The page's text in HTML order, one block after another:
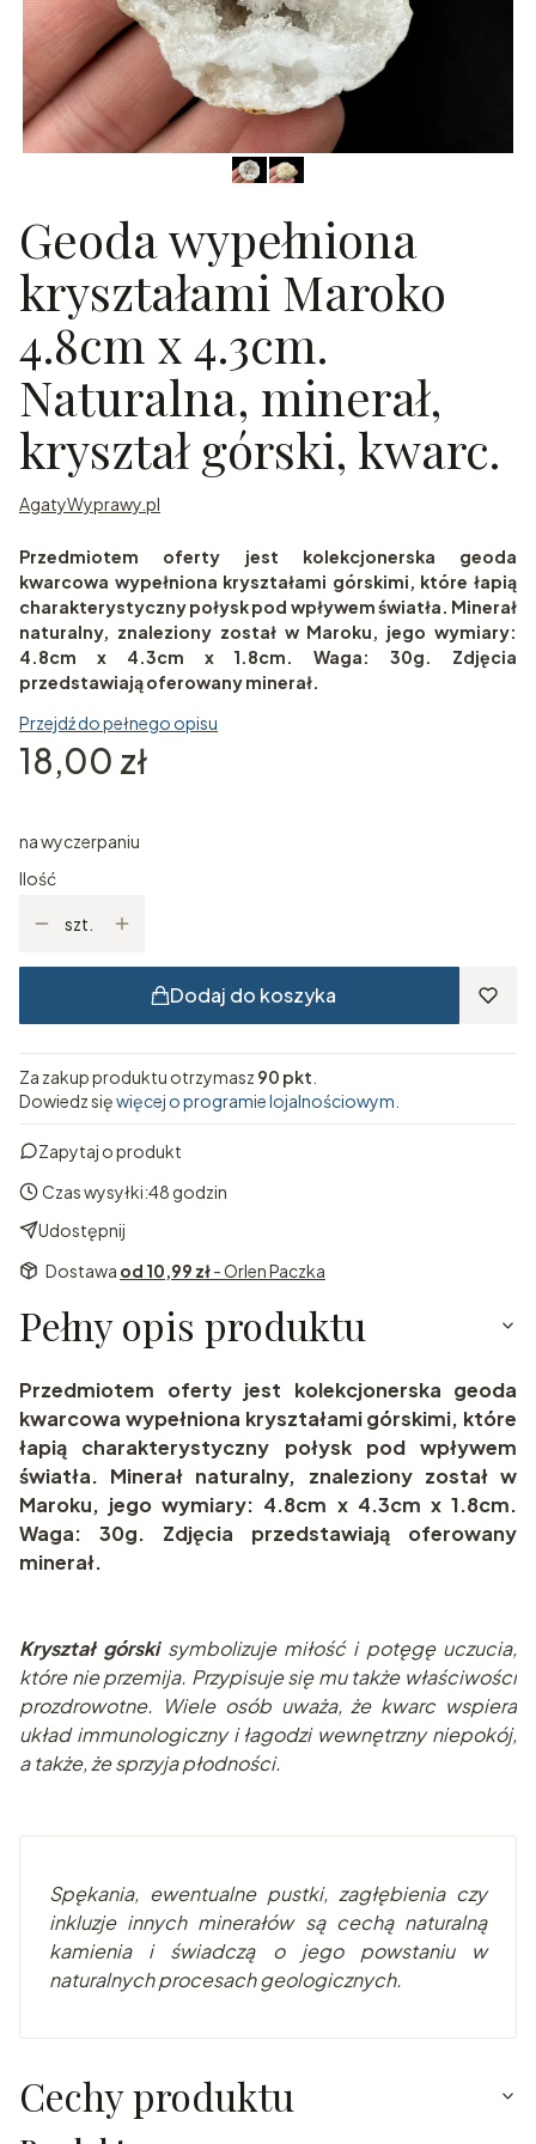
Geoda wypełniona
kryształami Maroko
4.8cm x 4.3cm.
Naturalna, minerał,
kryształ górski, kwarc.
AgatyWyprawy.pl
Przedmiotem oferty jest kolekcjonerska geoda
kwarcowa wypełniona kryształami górskimi, które łapią
charakterystyczny połysk pod wpływem światła. Minerał
naturalny, znaleziony został w Maroku, jego wymiary:
4.8cm x 4.3cm x 1.8cm. Waga: 30g. Zdjęcia
przedstawiają oferowany minerał.
Przejdź do pełnego opisu
Cena
18,00 zł
na wyczerpaniu
Ilość
szt.
Dodaj do koszyka
Za zakup produktu otrzymasz 90 pkt
Dowiedz sięwięcej o programie lojalnościowym.
Zapytaj o produkt
Czas wysyłki:48 godzin
Udostępnij
Dostawa od 10,99 zł- Orlen Paczka
Pełny opis produktu
Przedmiotem oferty jest kolekcjonerska geoda
kwarcowa wypełniona kryształami górskimi, które
łapią charakterystyczny połysk pod wpływem
światła. Minerał naturalny, znaleziony został w
Maroku, jego wymiary: 4.8cm x 4.3cm x 1.8cm.
Waga: 30g. Zdjęcia przedstawiają oferowany
minerał.
Kryształ górskisymbolizuje miłość i potęgę uczucia,
które nie przemija. Przypisuje się mu także właściwości
prozdrowotne. Wiele osób uważa, że kwarc wspiera
układ immunologiczny i łagodzi wewnętrzny niepokój,
a także, że sprzyja płodności.
Spękania, ewentualne pustki, zagłębienia czy
inkluzje innych minerałów są cechą naturalną
kamienia i świadczą o jego powstaniu w
naturalnych procesach geologicznych.
Cechy produktu